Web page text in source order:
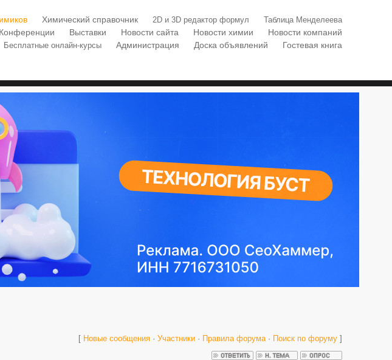
Химический справочник 2D и 3D редактор формул Таблица Менделеева
Конференции Выставки Новости сайта Новости химии Новости компаний
Бесплатные онлайн-курсы Администрация Доска объявлений Гостевая книга
[ Новые сообщения · Участники · Правила форума · Поиск по форуму ]